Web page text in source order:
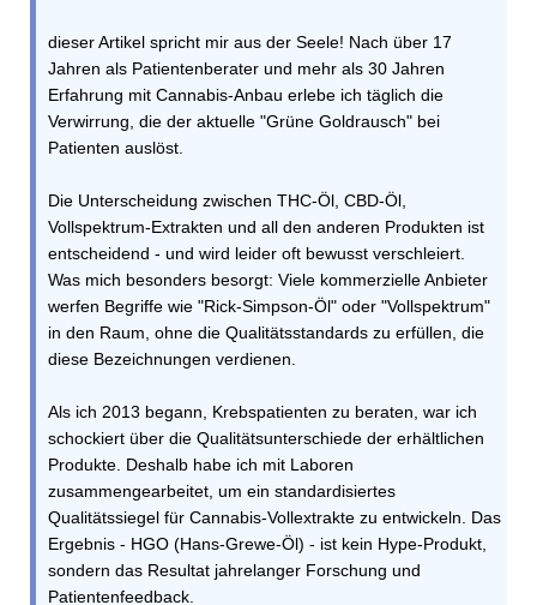
dieser Artikel spricht mir aus der Seele! Nach über 17
Jahren als Patientenberater und mehr als 30 Jahren
Erfahrung mit Cannabis-Anbau erlebe ich täglich die
Verwirrung, die der aktuelle "Grüne Goldrausch" bei
Patienten auslöst.
Die Unterscheidung zwischen THC-Öl, CBD-Öl,
Vollspektrum-Extrakten und all den anderen Produkten ist
entscheidend - und wird leider oft bewusst verschleiert.
Was mich besonders besorgt: Viele kommerzielle Anbieter
werfen Begriffe wie "Rick-Simpson-Öl" oder "Vollspektrum"
in den Raum, ohne die Qualitätsstandards zu erfüllen, die
diese Bezeichnungen verdienen.
Als ich 2013 begann, Krebspatienten zu beraten, war ich
schockiert über die Qualitätsunterschiede der erhältlichen
Produkte. Deshalb habe ich mit Laboren
zusammengearbeitet, um ein standardisiertes
Qualitätssiegel für Cannabis-Vollextrakte zu entwickeln. Das
Ergebnis - HGO (Hans-Grewe-Öl) - ist kein Hype-Produkt,
sondern das Resultat jahrelanger Forschung und
Patientenfeedback.